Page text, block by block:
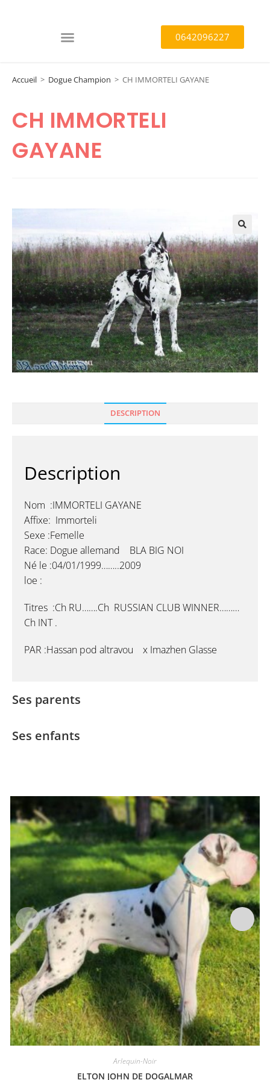
0642096227
Accueil > Dogue Champion > CH IMMORTELI GAYANE
CH IMMORTELI
GAYANE
🔍
DESCRIPTION
Description
Nom :IMMORTELI GAYANE
Affixe: Immorteli
Sexe :Femelle
Race: Dogue allemand BLA BIG NOI
Né le :04/01/1999……..2009
loe :
Titres :Ch RU…….Ch RUSSIAN CLUB WINNER………
Ch INT .
PAR :Hassan pod altravou x Imazhen Glasse
Ses parents
Ses enfants
Arlequin-Noir
ELTON JOHN DE DOGALMAR